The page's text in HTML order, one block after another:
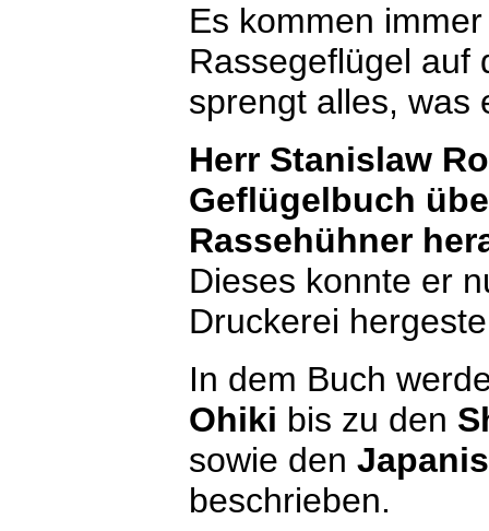
Es kommen
Rassegeflügel auf
sprengt alles, was
Herr Stanislaw
Geflügelbuch
Rassehühner
Dieses konnte er
Druckerei
In dem Buch
Ohiki bis zu den
sowie den
beschrieben.